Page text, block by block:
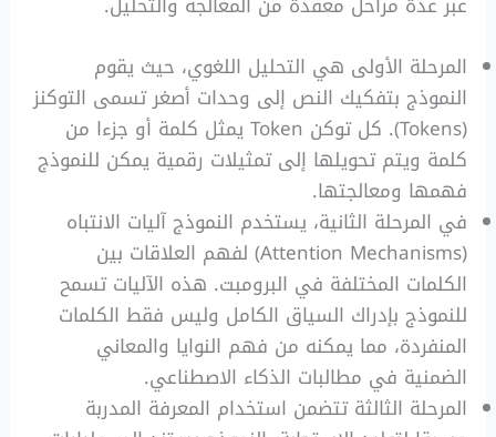
المرحلة الأولى هي التحليل اللغوي، حيث يقوم
النموذج بتفكيك النص إلى وحدات أصغر تسمى التوكنز
(Tokens). كل توكن Token يمثل كلمة أو جزءا من
كلمة ويتم تحويلها إلى تمثيلات رقمية يمكن للنموذج
فهمها ومعالجتها.
في المرحلة الثانية، يستخدم النموذج آليات الانتباه
(Attention Mechanisms) لفهم العلاقات بين
الكلمات المختلفة في البرومبت. هذه الآليات تسمح
للنموذج بإدراك السياق الكامل وليس فقط الكلمات
المنفردة، مما يمكنه من فهم النوايا والمعاني
الضمنية في مطالبات الذكاء الاصطناعي.
المرحلة الثالثة تتضمن استخدام المعرفة المدربة